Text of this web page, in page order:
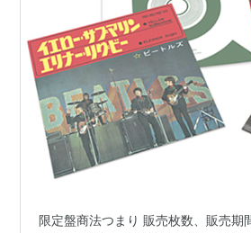
限定盤商法つまり 販売枚数、販売期